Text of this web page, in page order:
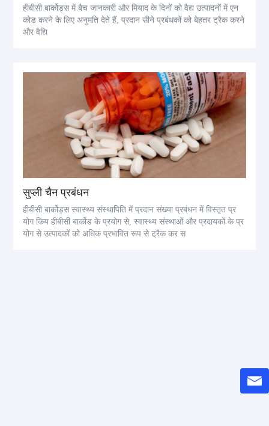
हीबीसी बार्कोड्स में बैच जानकारी और मियाद के दिनों को वैद्य उत्पादनों में एन
कोड करने के लिए अनुमति देते हैं, प्रदान सीने प्रबंधकों को बेहतर ट्रैक करने
और वैद्यि
सुप्ली चैन प्रबंधन
हीबीसी बार्कोड्स स्वास्थ्य संस्थापिति में प्रदान संख्या प्रबंधन में विस्तृत प्र
योग किय हीबीसी बार्कोड के प्रयोग से, स्वास्थ्य संस्थाओं और प्रदायकों के प्र
योग से उत्पादकों को अधिक प्रभावित रूप से ट्रैक कर स